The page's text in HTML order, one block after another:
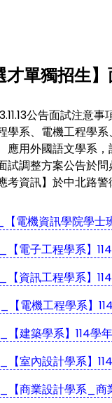
才單獨招生
公告面試注意
學系、電機工程學
應用外國語文學系
試調整方案公告於
應考資訊】於中北路
【電機資訊學院學士
【電子工程學系】
【資訊工程學系】
【電機工程學系】
【建築學系】114學
【室內設計學系】
【商業設計學系_商